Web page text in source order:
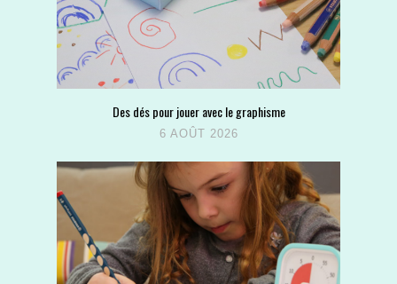
Des dés pour jouer avec le graphisme
6 AOÛT 2026